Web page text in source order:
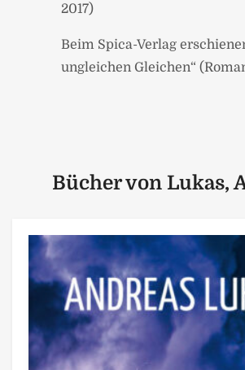
2017)
Beim Spica-Verlag
ungleichen Gleichen“
Bücher von Lukas,